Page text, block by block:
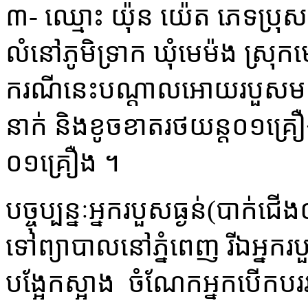
៣- ឈ្មោះ យ៉ុន យ៉េត ភេទ​ប្រុស
លំនៅ​ភូមិ​ទ្រា​ក ឃុំ​មេ​ម៉ង ស្រុក​ម
ករណីនេះ​បណ្ដាលអោយ​របួស​ម
នាក់ និង​ខូចខាត​រថយន្ត​០១​គ្រ
០១​គ្រឿង ។​
បច្ចុប្បន្នៈ​អ្នករបួសធ្ងន់​(​បាក់
ទៅ​ព្យាបាល​នៅ​ភ្នំពេញ រីឯ​អ្នក​
បង្អែក​ស្អាង ចំណែក​អ្នកបើក